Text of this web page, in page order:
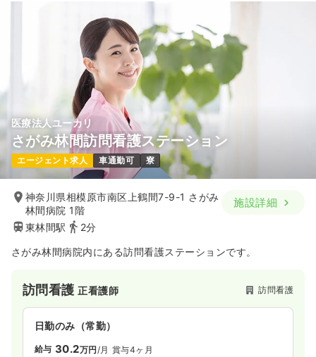
9:00～18:00（休憩60分）
土日祝休み
年間休日125日
月給35万円以上可
気になる 詳細を見る
医療法人ユーカリ
さがみ林間訪問看護ステーション
エージェント求人 車通勤可 寮
神奈川県相模原市南区上鶴間7-9-1 さがみ
林間病院 1階
東林間駅
2分
施設詳細
さがみ林間病院内にある訪問看護ステーションです。
訪問看護正看護師 訪問看護
日勤のみ（常勤）
給与 30.2万円/月 賞与4ヶ月